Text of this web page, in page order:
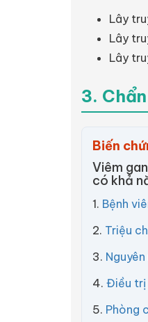
Lây
Lây
Lây
3.
Biến
Viêm
có khả
1. Bệnh
2. Triệu
3.
4. Điều trị
5. Phòng